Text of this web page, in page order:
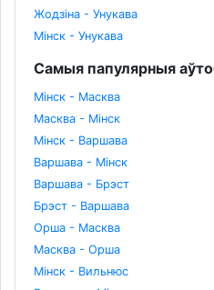
Жодзіна - Унукава
Мінск - Унукава
Самыя папулярныя
Мінск - Масква
Масква - Мінск
Мінск - Варшава
Варшава - Мінск
Варшава - Брэст
Брэст - Варшава
Орша - Масква
Масква - Орша
Мінск - Вильнюс